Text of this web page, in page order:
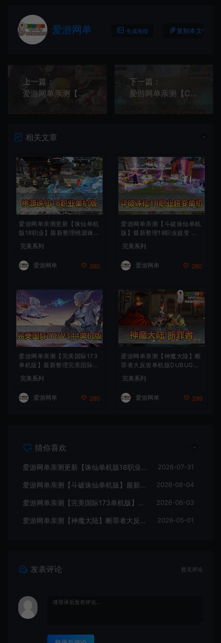
爱游网单 生成海报 复制本文链接
上一篇：
爱游网单亲测【龙之谷】单机版50级复古6职业附魔端GM命令无限点券可发物品视频教学虚拟机一键端
下一篇：
爱游网单亲测【CF3.0】网游单机版 可无尽挑战全武器全角色解锁带单机辅助免虚拟机一键启动穿越单机火线
相关文章
爱游网单亲测更新【诛仙单机
版18职业】最新整理桃源诛仙
物品装备点券 配套工具大全
虚拟机一键端 视频安装教学
+手工端文本教学
完美系列
爱游网单 280
爱游网单亲测【斗破诛仙单机
版】最新整理18职业超变 带G
虚拟机一键端+手工端文本教
学
完美系列
爱游网单 280
爱游网单亲测【完美国际173
单机版】最新整理完美国际17
3V344新15职业鸿利商城版
装备精炼128倍 视频安装教学
虚拟机一键端
完美系列
爱游网单 280
爱游网单亲测【神魔大陆】断
罪者大反攻单机版DUBUG命
令可发物品道具装备叶子虚拟
机一键端视频安装教学
完美系列
爱游网单 299
猜你喜欢
爱游网单亲测更新【诛仙单机版18职业】最新整理桃源诛仙精修第4版 配套GM工具可发物品装备点券 配套工具大全 虚拟机一键端 视频安装教学+手工端文本教学 2026-07-31
爱游网单亲测【斗破诛仙单机版】最新整理18职业超变 带GM物品后台 通用视频安装教学虚拟机一键端+手工端文本教学 2026-06-04
爱游网单亲测【完美国际173单机版】最新整理完美国际173V344新15职业鸿利商城版装备精炼128倍 视频安装教学 虚拟机一键端 2026-06-03
爱游网单亲测【神魔大陆】断罪者大反攻单机版DUBUG命令可发物品道具装备叶子虚拟机一键端视频安装教学 2026-05-01
发表评论 暂无评论